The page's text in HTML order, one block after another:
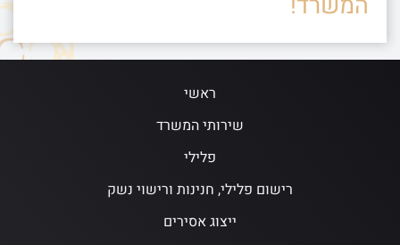
ראשי
שירותי המשרד
פלילי
רישום פלילי, חנינות ורישוי נשק
ייצוג אסירים